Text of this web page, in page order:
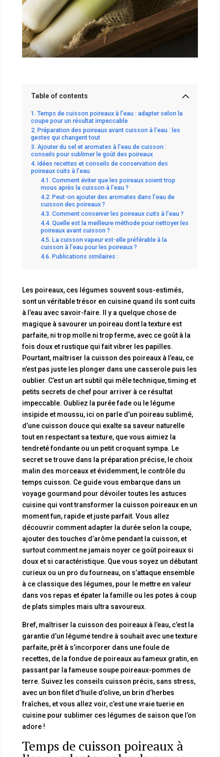
Table of contents
Temps de cuisson poireaux à l’eau : adapter selon la
coupe pour un résultat impeccable
Préparation des poireaux avant cuisson à l’eau : les
gestes qui changent tout
Ajouter du sel et aromates à l’eau de cuisson :
conseils pour sublimer le goût des poireaux
Idées recettes et conseils de conservation des
poireaux cuits à l’eau
Comment éviter que les poireaux soient trop
mous après la cuisson à l’eau ?
Peut-on ajouter des aromates dans l’eau de
cuisson des poireaux ?
Comment conserver les poireaux cuits à l’eau ?
Quelle est la meilleure méthode pour nettoyer les
poireaux avant cuisson ?
La cuisson vapeur est-elle préférable à la
cuisson à l’eau pour les poireaux ?
Publications similaires :
Les poireaux, ces légumes souvent sous-estimés,
sont un véritable trésor en cuisine quand ils sont cuits
à l’eau avec savoir-faire. Il y a quelque chose de
magique à savourer un poireau dont la texture est
parfaite, ni trop molle ni trop ferme, avec ce goût à la
fois doux et rustique qui fait vibrer les papilles.
Pourtant, maîtriser la cuisson des poireaux à l’eau, ce
n’est pas juste les plonger dans une casserole puis les
oublier. C’est un art subtil qui mêle technique, timing et
petits secrets de chef pour arriver à ce résultat
impeccable. Oubliez la purée fade ou le légume
insipide et moussu, ici on parle d’un poireau sublimé,
d’une cuisson douce qui exalte sa saveur naturelle
tout en respectant sa texture, que vous aimiez la
tendreté fondante ou un petit croquant sympa. Le
secret se trouve dans la préparation précise, le choix
malin des morceaux et évidemment, le contrôle du
temps cuisson. Ce guide vous embarque dans un
voyage gourmand pour dévoiler toutes les astuces
cuisine qui vont transformer la cuisson poireaux en un
moment fun, rapide et juste parfait. Vous allez
découvrir comment adapter la durée selon la coupe,
ajouter des touches d’arôme pendant la cuisson, et
surtout comment ne jamais noyer ce goût poireaux si
doux et si caractéristique. Que vous soyez un débutant
curieux ou un pro du fourneau, on s’attaque ensemble
à ce classique des légumes, pour le mettre en valeur
dans vos repas et épater la famille ou les potes à coup
de plats simples mais ultra savoureux.
Bref, maîtriser la cuisson des poireaux à l’eau, c’est la
garantie d’un légume tendre à souhait avec une texture
parfaite, prêt à s’incorporer dans une foule de
recettes, de la fondue de poireaux au fameux gratin, en
passant par la fameuse soupe poireaux-pommes de
terre. Suivez les conseils cuisson précis, sans stress,
avec un bon filet d’huile d’olive, un brin d’herbes
fraîches, et vous allez voir, c’est une vraie tuerie en
cuisine pour sublimer ces légumes de saison que l’on
adore !
Temps de cuisson poireaux à